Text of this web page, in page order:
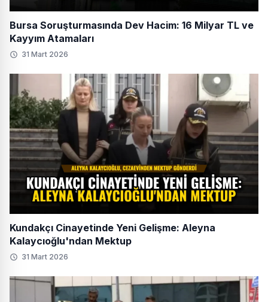
Bursa Soruşturmasında Dev Hacim: 16 Milyar TL ve
Kayyım Atamaları
31 Mart 2026
Kundakçı Cinayetinde Yeni Gelişme: Aleyna
Kalaycıoğlu'ndan Mektup
31 Mart 2026